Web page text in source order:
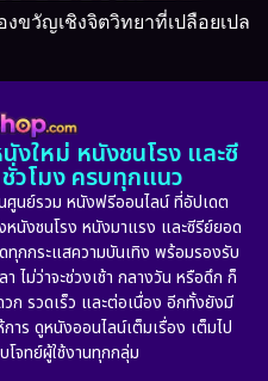
ขวัญเชิงจิตวิทยาที่เปลือยเปล
งใหม่ หนังชนโรง และซี
วโมง ครบทุกแนว
นย์รวม หนังฟรีออนไลน์ ที่อัปเดต
นังชนโรง หนังมาแรง และซีรีย์ยอด
ทุกกระแสความบันเทิง พร้อมรองรับ
ไม่ว่าจะช่วงเช้า กลางวัน หรือดึก ก็
ก รวดเร็ว และต่อเนื่อง อีกทั้งยังมี
ร ดูหนังออนไลน์เต็มเรื่อง เต็มไป
จทย์ผู้ใช้งานทุกกลุ่ม